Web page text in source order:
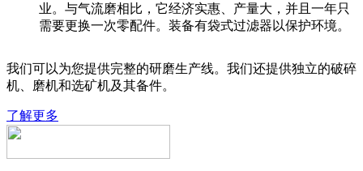
业。与气流磨相比，它经济实惠、产量大，并且一年只
需要更换一次零配件。装备有袋式过滤器以保护环境。
我们可以为您提供完整的研磨生产线。我们还提供独立的破碎
机、磨机和选矿机及其备件。
了解更多